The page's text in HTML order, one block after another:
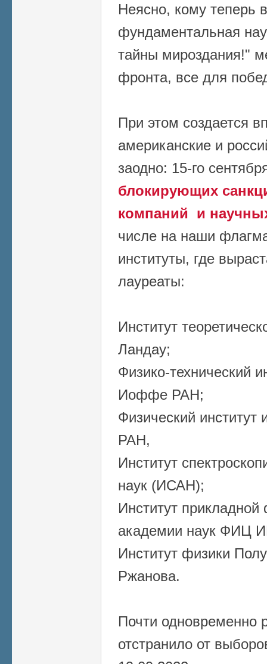
Неясно, кому теперь
фундаментальная
тайны мироздания!"
фронта, все для
При этом создается
американские и
заодно: 15-го
блокирующих
компаний и
числе на наши
институты, где
лауреаты:
Институт
Ландау;
Физико-технический
Иоффе РАН;
Физический
РАН,
Институт
наук (ИСАН);
Институт
академии наук ФИЦ
Институт физики
Ржанова.
Почти одновременно
отстранило от